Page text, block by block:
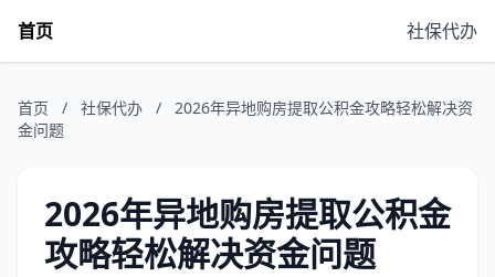
首页 社保代办
首页 / 社保代办 /
2026年异地购房提取公积金攻略轻松解决资
金问题
2026年异地购房提取公积金
攻略轻松解决资金问题